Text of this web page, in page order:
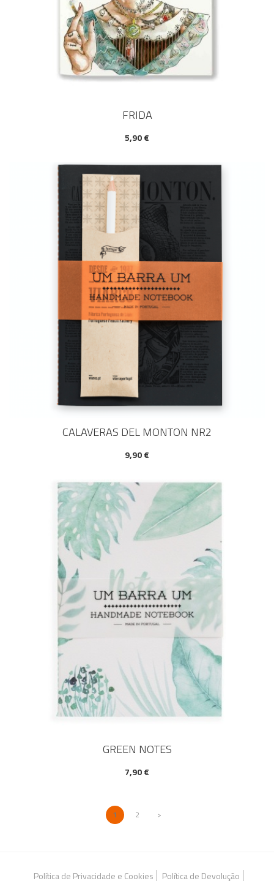
FRIDA
5,90 €
CALAVERAS DEL MONTON NR2
9,90 €
GREEN NOTES
7,90 €
1 2 >
Política de Privacidade e Cookies Política de Devolução